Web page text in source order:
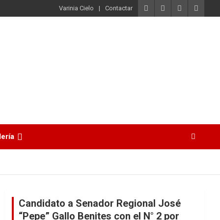
Varinia Cielo Contactar
Candidato a Senador Regional José
“Pepe” Gallo Benites con el N° 2 por